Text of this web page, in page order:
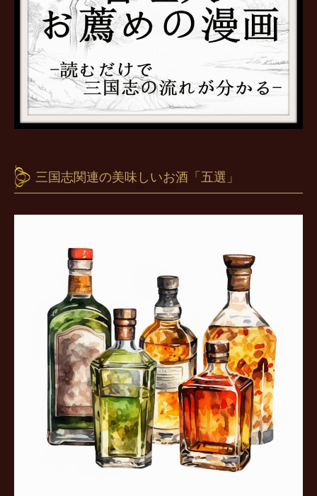
三国志関連の美味しいお酒「五選」